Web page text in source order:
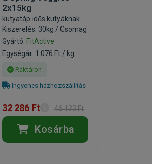
2x15kg
kutyatáp idős kutyáknak
Kiszerelés: 30kg / Csomag
Gyártó: FitActive
Egységár: 1 076 Ft / kg
Raktáron
Ingyenes házhozszállítás
32 286 Ft 46 123 Ft
Kosárba